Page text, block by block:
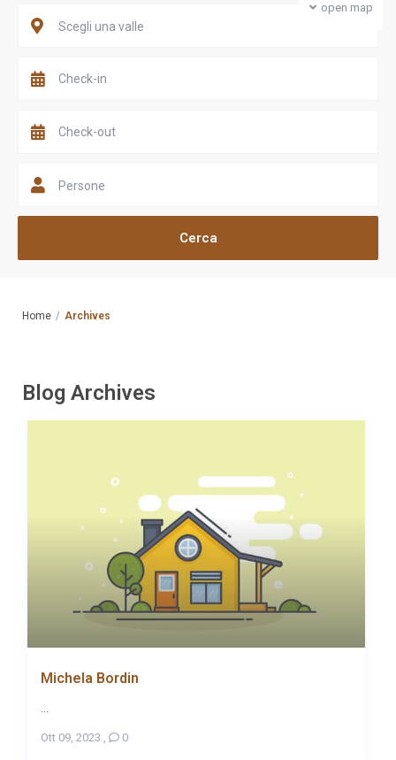
open map
Scegli una valle
Persone
Home Archives
Blog Archives
Michela Bordin
Ott 09, 2023 0